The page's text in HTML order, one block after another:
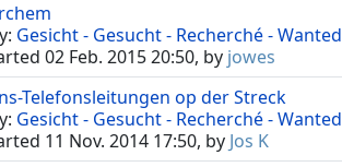
Gesicht - Gesucht - Recherché - Wanted
02 Feb. 2015 20:50, by jowes
Telefonsleitungen op der Streck
Gesicht - Gesucht - Recherché - Wanted
11 Nov. 2014 17:50, by Jos K